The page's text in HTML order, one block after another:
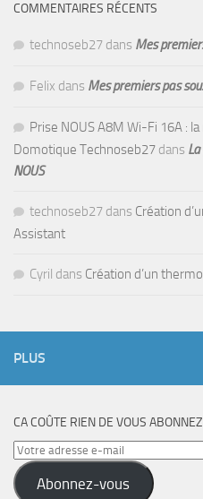
COMMENTAIRES RÉCENTS
technoseb27 dans Mes
Felix dans Mes premiers pas
Prise NOUS A8M Wi-Fi 16A :
Domotique Technoseb27 dans
NOUS
technoseb27 dans Création
Assistant
Cyril dans Création d’un
PLUS
CA COÛTE RIEN DE VOUS
Votre
adresse
e-
Abonnez-vous